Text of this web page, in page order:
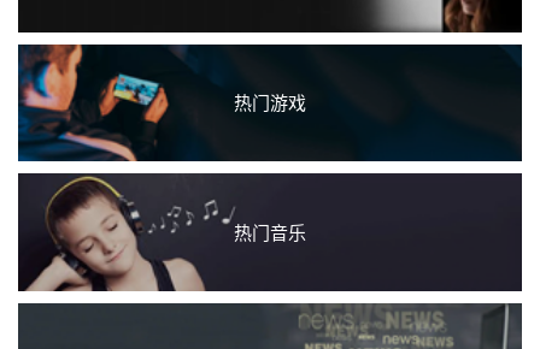
热门游戏
热门音乐